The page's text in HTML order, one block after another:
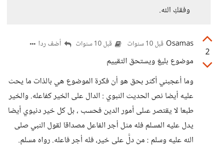
وفقكِ الله.
2
Osamas قبل 10 سنوات قبل 10 سنوات أضف ردا
موضوع بليغ ويستحق التقييم
وما أعجبني أكثر بحق هو أن فكرة الموضوع هي بالذات ما يحث
عليه أيضا نص الحديث النبوي : الدال على الخير كفاعله. والخير
طبعا لا يقتصر عىلى أمور الدين فحسب ، بل كل خير دنيوي أيضا
يدل عليه المسلم فله مثل أجر الفاعل مصداقا لقول النبي صلى
الله عليه وسلم : من دلَّ على خير، فله أجر فاعله. رواه مسلم.